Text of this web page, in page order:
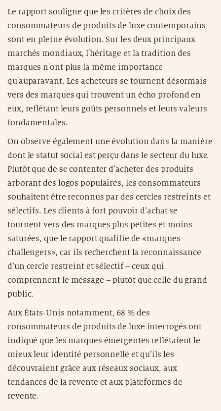
Le rapport souligne que les critères de choix des
consommateurs de produits de luxe contemporains
sont en pleine évolution. Sur les deux principaux
marchés mondiaux, l'héritage et la tradition des
marques n'ont plus la même importance
qu'auparavant. Les acheteurs se tournent désormais
vers des marques qui trouvent un écho profond en
eux, reflétant leurs goûts personnels et leurs valeurs
fondamentales.
On observe également une évolution dans la manière
dont le statut social est perçu dans le secteur du luxe.
Plutôt que de se contenter d’acheter des produits
arborant des logos populaires, les consommateurs
souhaitent être reconnus par des cercles restreints et
sélectifs. Les clients à fort pouvoir d’achat se
tournent vers des marques plus petites et moins
saturées, que le rapport qualifie de «marques
challengers», car ils recherchent la reconnaissance
d’un cercle restreint et sélectif – ceux qui
comprennent le message – plutôt que celle du grand
public.
Aux États-Unis notamment, 68 % des
consommateurs de produits de luxe interrogés ont
indiqué que les marques émergentes reflétaient le
mieux leur identité personnelle et qu’ils les
découvraient grâce aux réseaux sociaux, aux
tendances de la revente et aux plateformes de
revente.